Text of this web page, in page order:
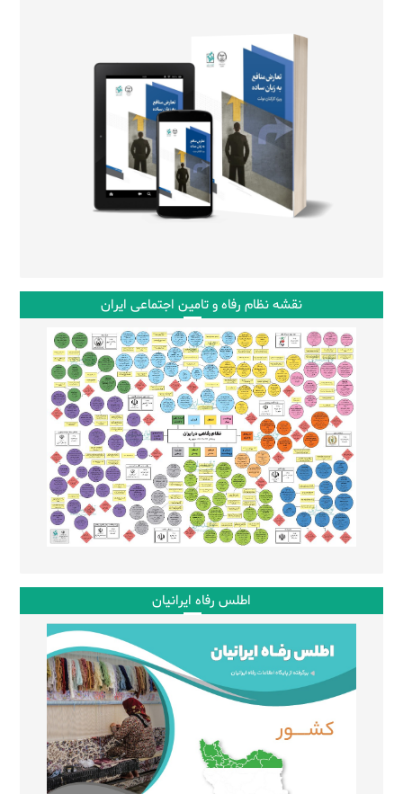
نقشه نظام رفاه و تامین اجتماعی ایران
اطلس رفاه ایرانیان